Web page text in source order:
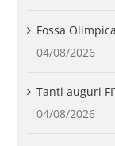
Fossa
04/08/2026
Tanti auguri
04/08/2026